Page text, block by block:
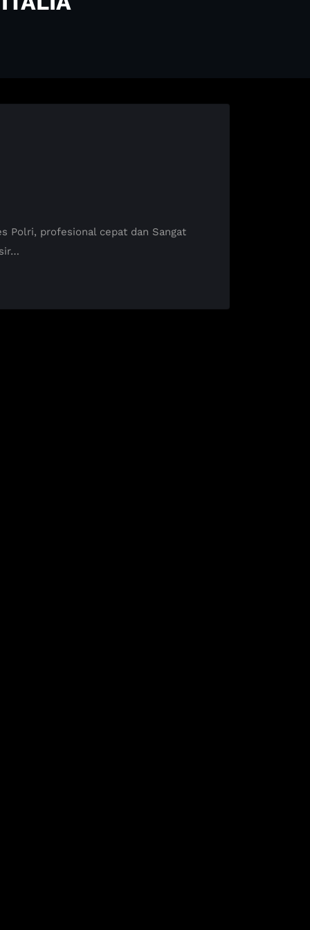
Polri, profesional cepat dan Sangat